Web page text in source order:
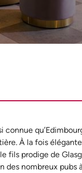
connue
À la fois
prodige de
nombreux